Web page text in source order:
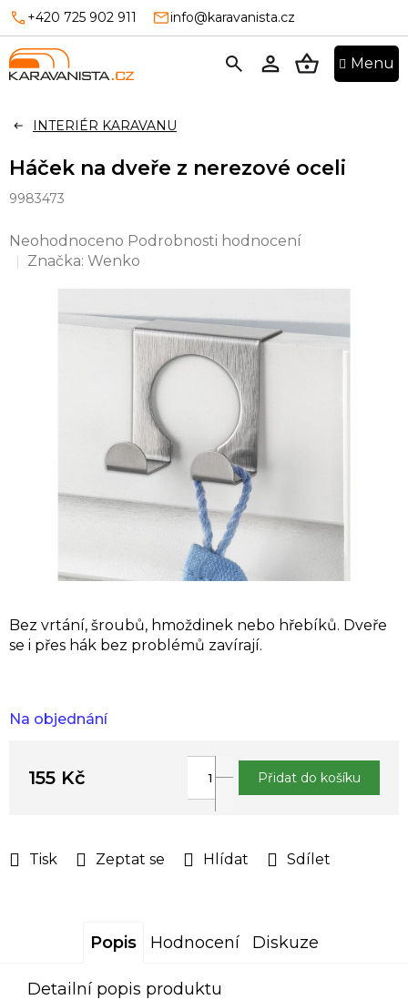
Přejít
obsah
+420 725 902 911 info@karavanista.cz
INTERIÉR KARAVANU
Háček na dveře z nerezové oceli
9983473
Průměrné
hodnocení
Neohodnoceno Podrobnosti hodnocení
Značka: Wenko
Na objednání
Bez vrtání, šroubů, hmoždinek nebo hřebíků. Dveře
se i přes hák bez problémů zavírají.
Tisk Zeptat se Hlídat Sdílet
155 Kč Přidat do košíku
Popis Hodnocení Diskuze
Detailní popis produktu